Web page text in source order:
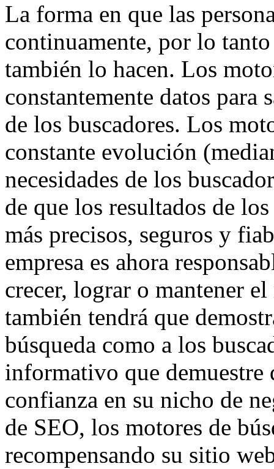
La forma en que las
continuamente, por lo
también lo hacen. Los
constantemente datos para
de los buscadores. Los
constante evolución
necesidades de los
de que los resultados de
más precisos, seguros y
empresa es ahora
crecer, lograr o mantener
también tendrá que
búsqueda como a los
informativo que demuestre
confianza en su nicho de
de SEO, los motores de
recompensando su sitio